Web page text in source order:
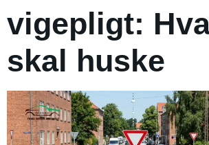
vigepligt:
skal huske